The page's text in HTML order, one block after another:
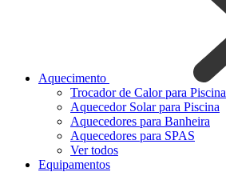
Aquecimento
Trocador de Calor para Piscina
Aquecedor Solar para Piscina
Aquecedores para Banheira
Aquecedores para SPAS
Ver todos
Equipamentos